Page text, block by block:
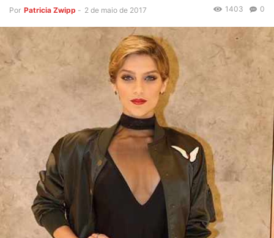
Por Patricia Zwipp - 2 de maio de 2017 0
1403